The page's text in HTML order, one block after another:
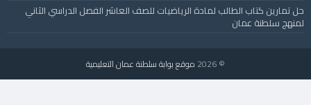
حل تمارين كتاب الطالب لمادة الرياضيات للصف العاشر الفصل الدراسي الثاني
لمنهج سلطنة عمان
© 2026 موقع بوابة سلطنة عمان التعليمية